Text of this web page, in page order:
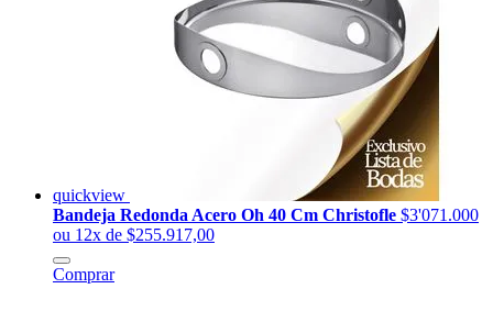
quickview
Bandeja Redonda Acero Oh 40 Cm Christofle $3'071.000
ou 12x de $255.917,00
Comprar